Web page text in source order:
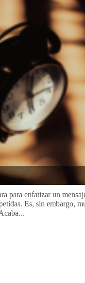
para enfatizar un
Es, sin embargo,